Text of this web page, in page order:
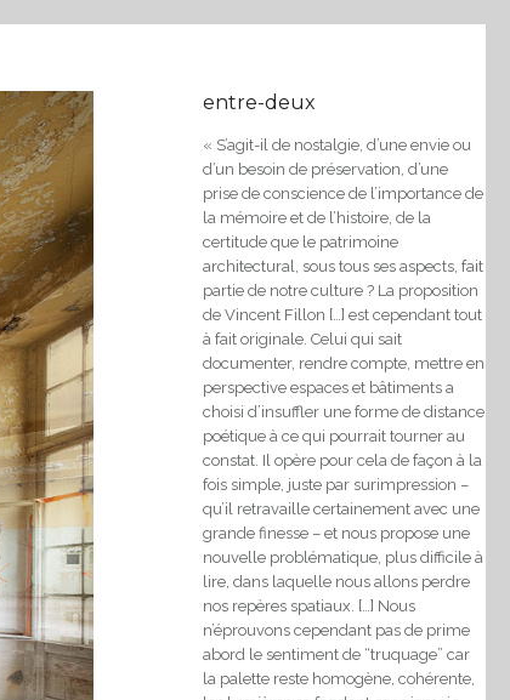
entre-deux
« S’agit-il de nostalgie, d’une envie ou
d’un besoin de préservation, d’une
prise de conscience de l’importance de
la mémoire et de l’histoire, de la
certitude que le patrimoine
architectural, sous tous ses aspects, fait
partie de notre culture ? La proposition
de Vincent Fillon […] est cependant tout
à fait originale. Celui qui sait
documenter, rendre compte, mettre en
perspective espaces et bâtiments a
choisi d’insuffler une forme de distance
poétique à ce qui pourrait tourner au
constat. Il opère pour cela de façon à la
fois simple, juste par surimpression –
qu’il retravaille certainement avec une
grande finesse – et nous propose une
nouvelle problématique, plus difficile à
lire, dans laquelle nous allons perdre
nos repères spatiaux. […] Nous
n’éprouvons cependant pas de prime
abord le sentiment de “truquage” car
la palette reste homogène, cohérente,